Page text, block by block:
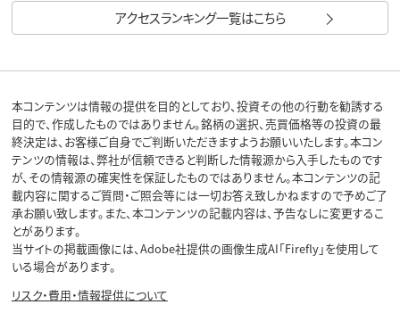
アクセスランキング一覧はこちら
本コンテンツは情報の提供を目的としており、投資その他の行動を勧誘する
目的で、作成したものではありません。銘柄の選択、売買価格等の投資の最
終決定は、お客様ご自身でご判断いただきますようお願いいたします。本コン
テンツの情報は、弊社が信頼できると判断した情報源から入手したものです
が、その情報源の確実性を保証したものではありません。本コンテンツの記
載内容に関するご質問・ご照会等には一切お答え致しかねますので予めご了
承お願い致します。また、本コンテンツの記載内容は、予告なしに変更するこ
とがあります。
当サイトの掲載画像には、Adobe社提供の画像生成AI「Firefly」を使用して
いる場合があります。
リスク・費用・情報提供について